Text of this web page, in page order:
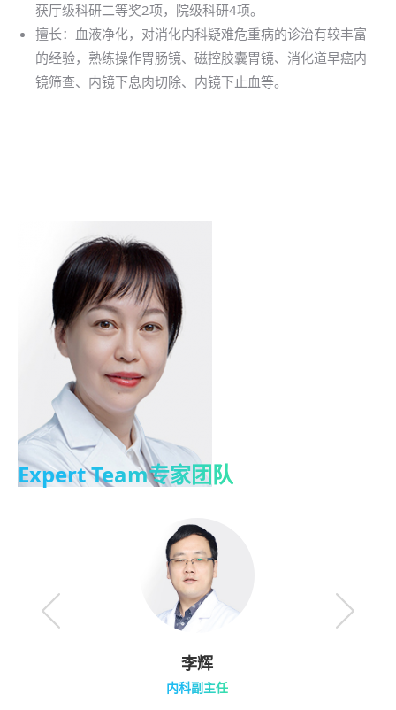
获厅级科研二等奖2项，院级科研4项。
擅长：血液净化，对消化内科疑难危重病的诊治有较丰富
的经验，熟练操作胃肠镜、磁控胶囊胃镜、消化道早癌内
镜筛查、内镜下息肉切除、内镜下止血等。
Expert Team专家团队
李辉
内科副主任